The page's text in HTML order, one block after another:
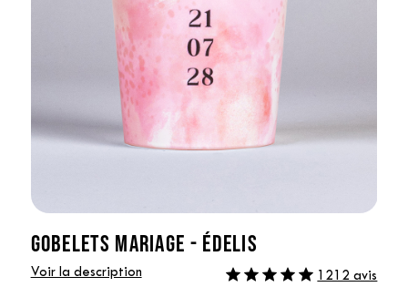
GOBELETS MARIAGE - ÉDELIS
Voir la description 1212 avis